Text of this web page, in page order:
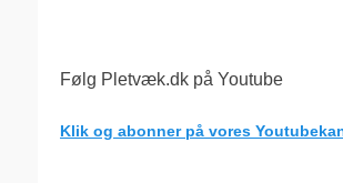
Følg Pletvæk.dk på Youtube
Klik og abonner på vores